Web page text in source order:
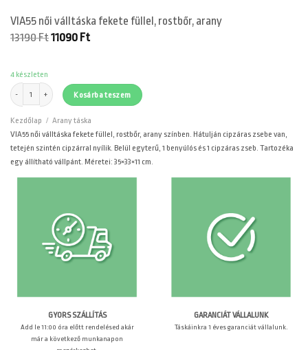
VIA55 női válltáska fekete füllel, rostbőr, arany
13190FtOriginal
11090 FtCurrent
4 készleten
VIA55 női válltáska fekete füllel, rostbőr, arany mennyiség
Kosárba teszem
Kezdőlap / Arany táska
VIA55 női válltáska fekete füllel, rostbőr, arany színben. Hátulján cipzáras zsebe van,
tetején szintén cipzárral nyílik. Belül egyterű, 1 benyúlós és 1 cipzáras zseb. Tartozéka
egy állítható vállpánt. Méretei: 35×33×11 cm.
GYORS SZÁLLÍTÁS
Add le 11:00 óra előtt rendelésed akár
már a következő munkanapon
GARANCIÁT VÁLLALUNK
Táskáinkra 1 éves garanciát vállalunk.